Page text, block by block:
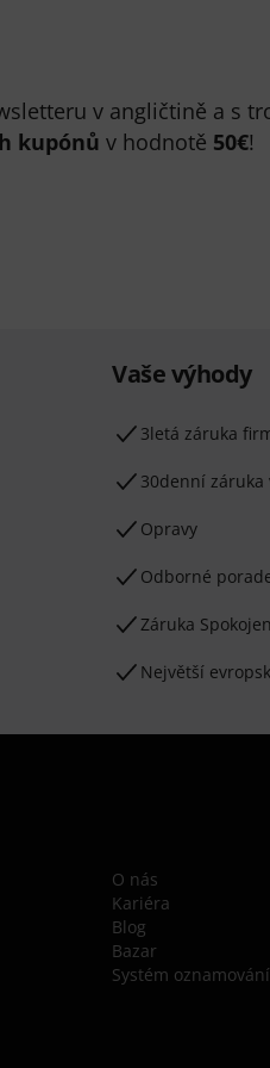
v angličtině a s
kupónů v hodnotě 50€!
Vaše výhody
3letá záruka
30denní záruka
Opravy
Odborné
Záruka
Největší
O nás
Kariéra
Blog
Bazar
Systém oznamování